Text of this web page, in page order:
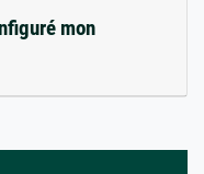
mon